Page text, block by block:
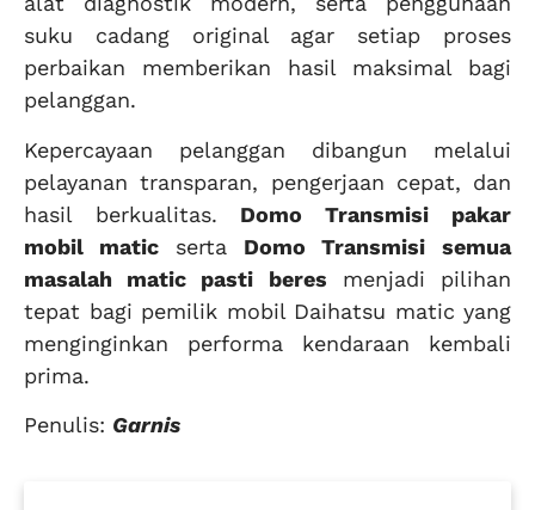
suku cadang original agar setiap proses
perbaikan memberikan hasil maksimal bagi
pelanggan.
Kepercayaan pelanggan dibangun melalui
pelayanan transparan, pengerjaan cepat, dan
hasil berkualitas. Domo Transmisi
pakar
mobil matic serta Domo Transmisi
semua
masalah matic pasti beres menjadi pilihan
tepat bagi pemilik mobil Daihatsu matic yang
menginginkan performa kendaraan kembali
prima.
Penulis: Garnis